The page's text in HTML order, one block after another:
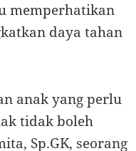
memperhatikan
daya tahan
anak yang perlu
tidak boleh
Sp.GK, seorang